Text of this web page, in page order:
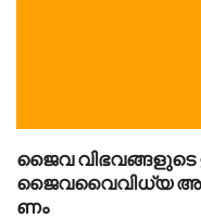
ജൈവ വിഭവങ്ങളുടെ
ജൈവവൈവിധ്യ
ണം